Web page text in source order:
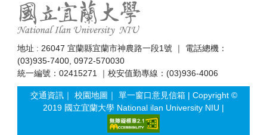
地址 : 26047 宜蘭縣宜蘭市神農路一段1號 ｜ 電話總機：
(03)935-7400, 0972-570030
統一編號：02415271 ｜校安值勤專線：(03)936-4006
交通資訊｜ 校園地圖 ｜ 單一窗口意見信箱| Copyright ©
2019 國立宜蘭大學 National ilan University NIU |